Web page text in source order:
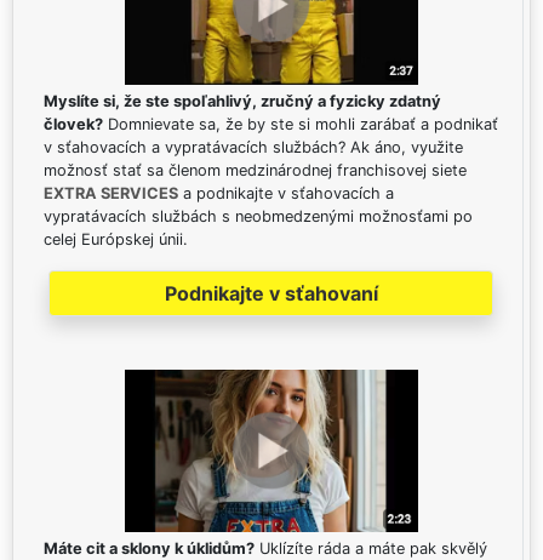
Myslíte si, že ste spoľahlivý, zručný a fyzicky zdatný
človek? Domnievate sa, že by ste si mohli zarábať a podnikať
v sťahovacích a vypratávacích službách? Ak áno, využite
možnosť stať sa členom medzinárodnej franchisovej siete
EXTRA SERVICES a podnikajte v sťahovacích a
vypratávacích službách s neobmedzenými možnosťami po
celej Európskej únii.
Podnikajte v sťahovaní
Máte cit a sklony k úklidům? Uklízíte ráda a máte pak skvělý